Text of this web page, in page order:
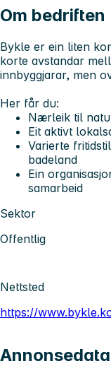
Om bedriften
Bykle er ein liten
korte avstandar
innbyggjarar, men
Her får du:
Nærleik til
Eit aktivt
Varierte
badeland
Ein
samarbeid
Sektor
Offentlig
Nettsted
https://
Annonsedata